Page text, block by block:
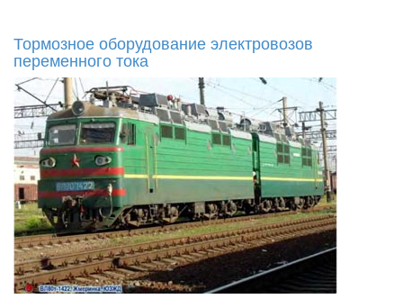
Тормозное оборудование электровозов
переменного тока